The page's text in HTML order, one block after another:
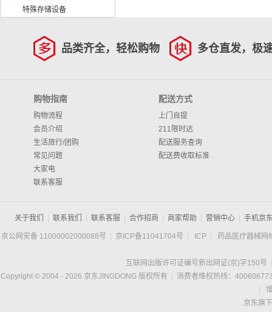
特殊存储设备
品类齐全，轻松购物 多仓直发，极
购物指南
购物流程
会员介绍
生活旅行/团购
常见问题
大家电
联系客服
配送方式
上门自提
211限时达
配送服务查询
配送费收取标准
关于我们 联系我们 联系客服 合作招商 商家帮助 营销中心 手机京
京公网安备 11000002000088号 京ICP备11041704号 ICP 药品医疗器械网
互联网出版许可证编号新出网证(京)字150号
Copyright © 2004 - 2026 京东JINGDONG 版权所有
消费者维权热线：
京东旗